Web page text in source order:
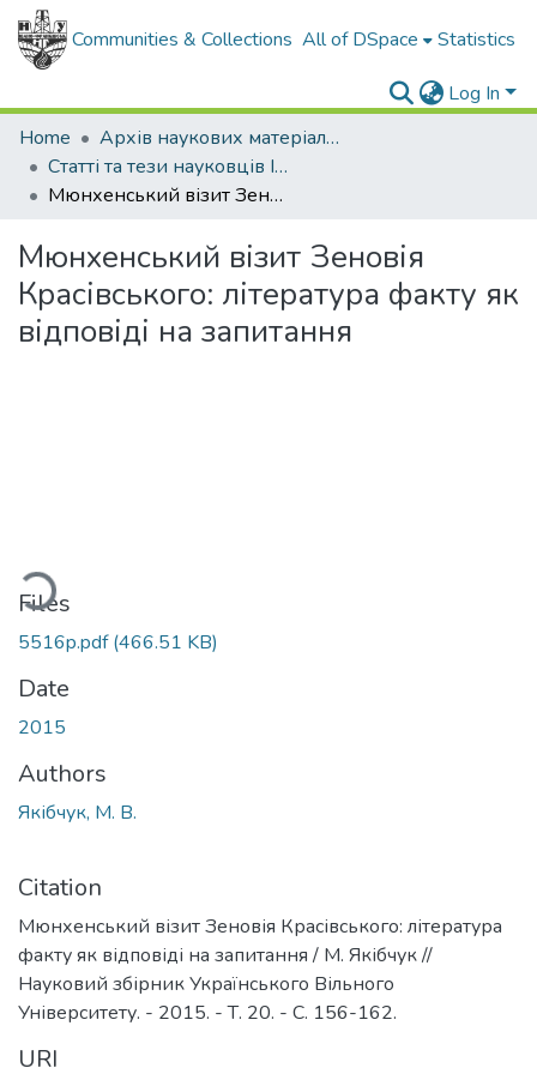
Communities & Collections All of DSpace Statistics
Log In
Home
Архів наукових матеріалів
Статті та тези науковців ІФНТУНГ
Мюнхенський візит Зеновія Красівського: література факту як відповіді на запитання
Мюнхенський візит Зеновія
Красівського: література факту як
відповіді на запитання
Files
5516p.pdf(466.51 KB)
Date
2015
Authors
Якібчук, М. В.
Citation
Мюнхенський візит Зеновія Красівського: література
факту як відповіді на запитання / М. Якібчук //
Науковий збірник Українського Вільного
Університету. - 2015. - Т. 20. - С. 156-162.
URI